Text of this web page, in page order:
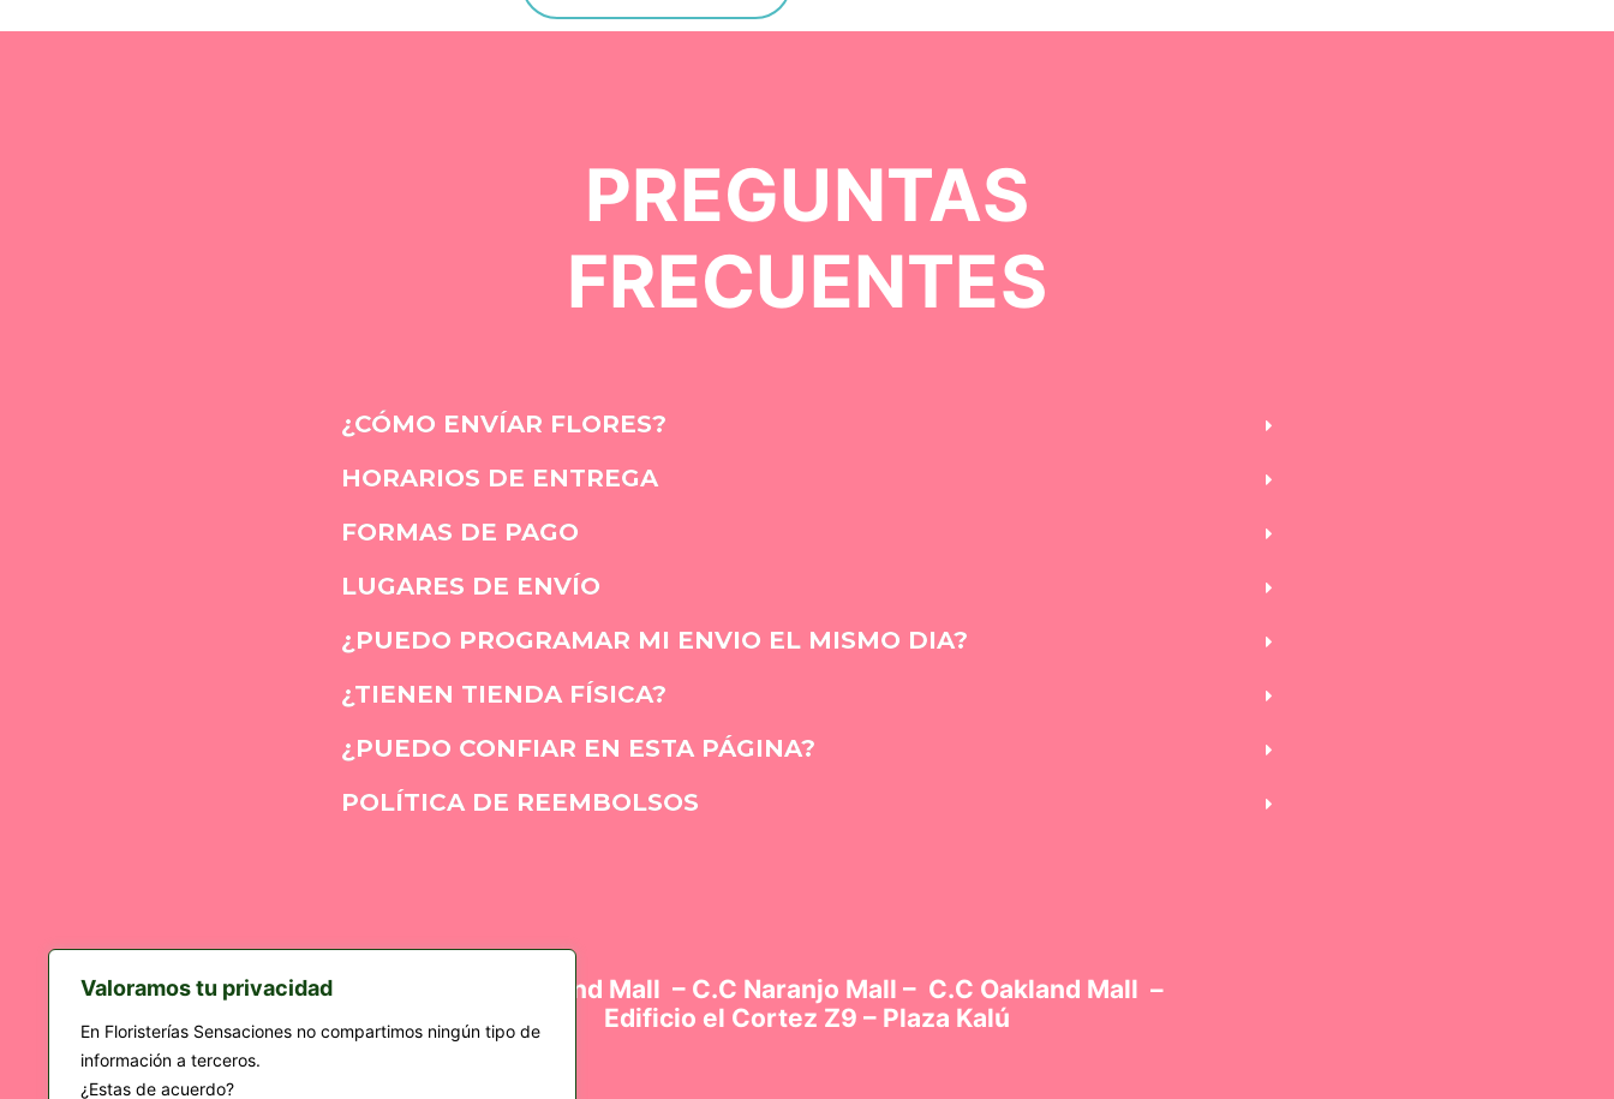
Valoramos tu privacidad
En Floristerías Sensaciones no compartimos ningún tipo de
información a terceros.
¿Estas de acuerdo?
PREGUNTAS
FRECUENTES
¿CÓMO ENVÍAR FLORES?
HORARIOS DE ENTREGA
FORMAS DE PAGO
LUGARES DE ENVÍO
¿PUEDO PROGRAMAR MI ENVIO EL MISMO DIA?
¿TIENEN TIENDA FÍSICA?
¿PUEDO CONFIAR EN ESTA PÁGINA?
POLÍTICA DE REEMBOLSOS
C.C Oakland Mall – C.C Naranjo Mall – C.C Oakland Mall –
Edificio el Cortez Z9 – Plaza Kalú